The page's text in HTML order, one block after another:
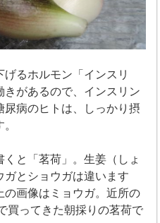
るホルモン「インスリ
きがあるので、インスリン
病のヒトは、しっかり摂
と「茗荷」。生姜（しょ
ガとショウガは違います
の画像はミョウガ。近所の
買ってきた朝採りの茗荷で